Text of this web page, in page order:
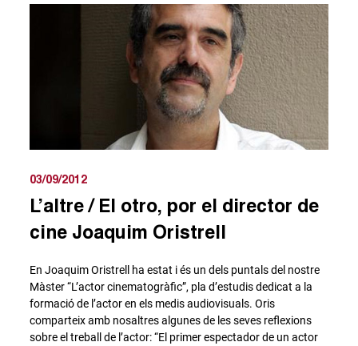
03/09/2012
L’altre / El otro, por el director de
cine Joaquim Oristrell
En Joaquim Oristrell ha estat i és un dels puntals del nostre
Màster “L’actor cinematogràfic”, pla d’estudis dedicat a la
formació de l’actor en els medis audiovisuals. Oris
comparteix amb nosaltres algunes de les seves reflexions
sobre el treball de l’actor: “El primer espectador de un actor